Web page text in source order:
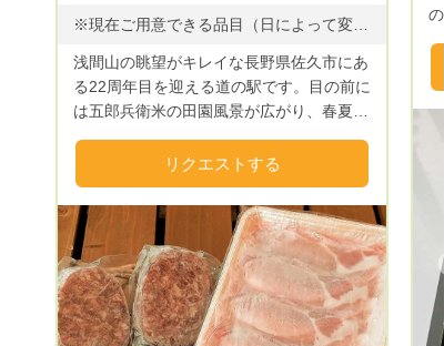
浅間山の眺望がキレイな長野県佐久市にあ
る22周年目を迎える道の駅です。目の前に
は五郎兵衛米の田園風景が広がり、春夏秋
す。 地域の方達が作る市場に出回らない
おススメの農産品、畜産品・加工品を中心
に出品いたします。多様な食文化が残る信
州の味をいかがでしょうか？
リクエストする
●
Previous